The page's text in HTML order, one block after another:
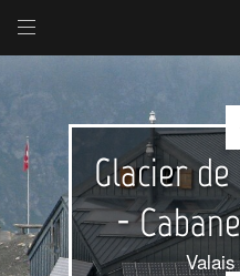
Glacier
-